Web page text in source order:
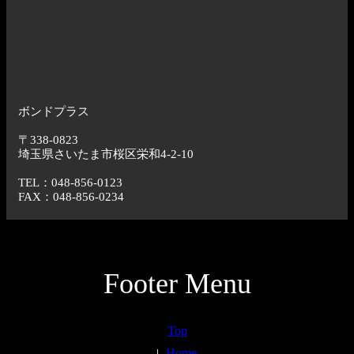
ボンドプラス
〒338-0823
埼玉県さいたま市桜区栄和4-2-10
TEL：048-856-0123
FAX：048-856-0234
Footer Menu
Top